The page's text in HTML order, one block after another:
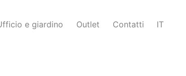
e giardino Outlet Contatti IT